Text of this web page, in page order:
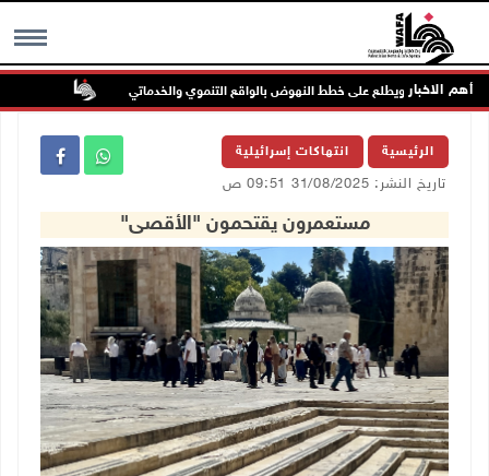
MENU أهم الاخبار
نابلس ويطلع على خطط النهوض بالواقع التنموي والخدماتي
الرئيسية انتهاكات إسرائيلية
تاريخ النشر: 31/08/2025 09:51 ص
مستعمرون يقتحمون "الأقصى"